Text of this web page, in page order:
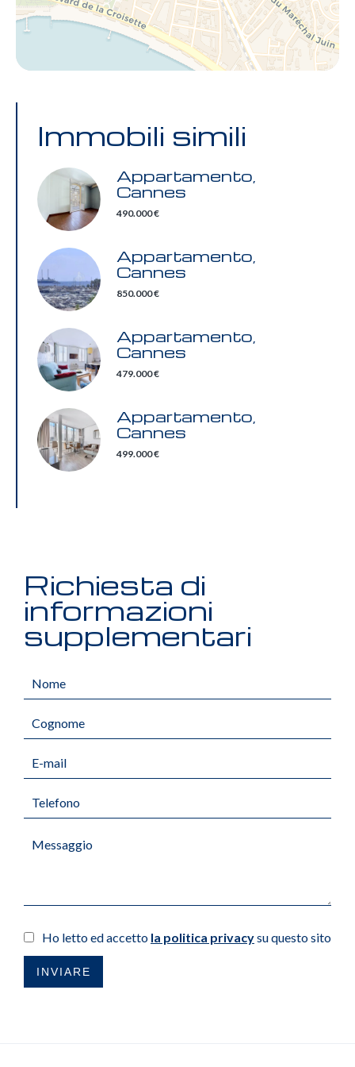
Immobili simili
Appartamento,
Cannes
490.000 €
Appartamento,
Cannes
850.000 €
Appartamento,
Cannes
479.000 €
Appartamento,
Cannes
499.000 €
Richiesta di
informazioni
supplementari
Ho letto ed accetto la politica privacysu questo sito
INVIARE